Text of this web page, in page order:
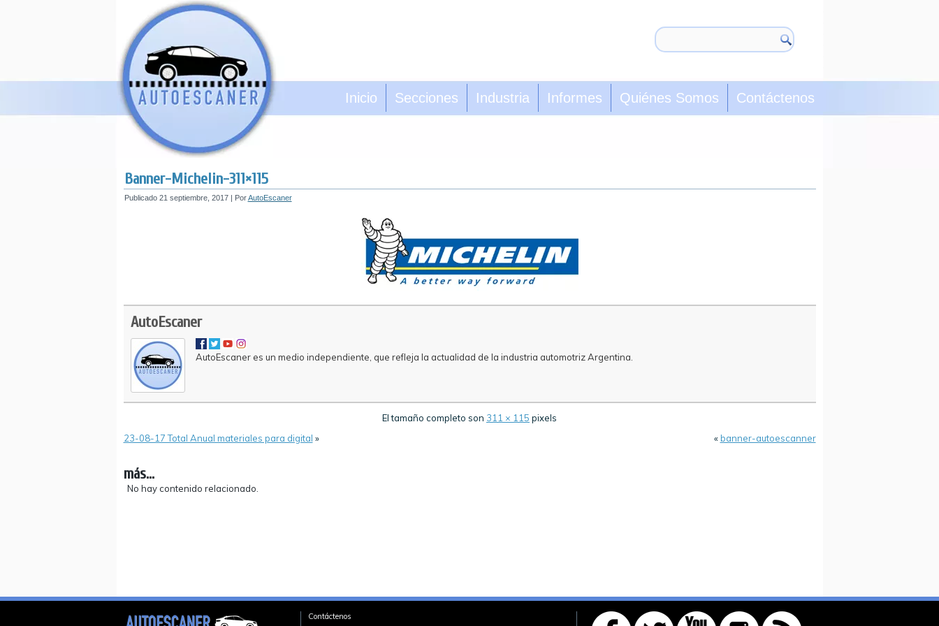
Inicio Secciones Industria Informes Quiénes Somos Contáctenos
Banner-Michelin-311×115
Publicado 21 septiembre, 2017| Por AutoEscaner
AutoEscaner
AutoEscaner es un medio independiente, que refleja la actualidad de la industria automotriz Argentina.
El tamaño completo son 311 × 115 pixels
23-08-17 Total Anual materiales para digital » «banner-autoescanner
más...
No hay contenido relacionado.
Contáctenos